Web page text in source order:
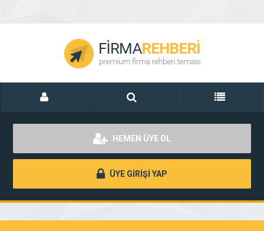
HEMEN ÜYE OL
ÜYE GİRİŞİ YAP